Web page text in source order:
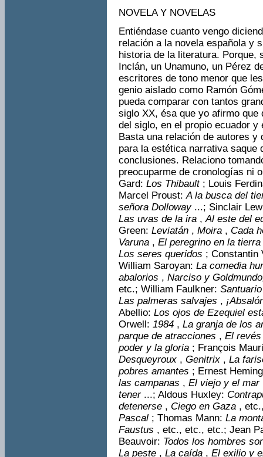
NOVELA Y NOVELAS
Entiéndase cuanto vengo
relación a la novela española y
historia de la literatura. Porque,
Inclán, un Unamuno, un Pérez
escritores de tono menor que
genio aislado como Ramón
pueda comparar con tantos
siglo XX, ésa que yo afirmo
del siglo, en el propio ecuador
Basta una relación de autores y
para la estética narrativa saque
conclusiones. Relaciono
preocuparme de cronologías ni
Gard: Los Thibault ; Louis
Marcel Proust: A la busca del
señora Dolloway ...; Sinclair
Las uvas de la ira , Al este del
Green: Leviatán , Moira , Cada
Varuna , El peregrino en la tierra
Los seres queridos ; Constantin
William Saroyan: La comedia
abalorios , Narciso y
etc.; William Faulkner:
Las palmeras salvajes ,
Abellio: Los ojos de Ezequiel
Orwell: 1984 , La granja de los
parque de atrac­ciones , El
poder y la gloria ; François
Desqueyroux , Genitrix , La
pobres amantes ; Ernest
las campanas , El viejo y el mar
tener ...; Aldous Huxley:
detenerse , Ciego en Gaza ,
Pascal ; Thomas Mann: La
Faustus , etc., etc., etc.; Jean
Beauvoir: Todos los hombres
La peste , La caída , El exilio y